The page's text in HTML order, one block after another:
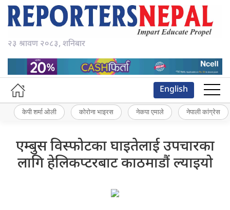
२३ श्रावण २०८३, शनिबार
English
केपी शर्मा ओली कोरोना भाइरस नेकपा एमाले नेपाली कांग्रेस
एम्बुस विस्फोटका घाइतेलाई उपचारका
लागि हेलिकप्टरबाट काठमाडौं ल्याइयो